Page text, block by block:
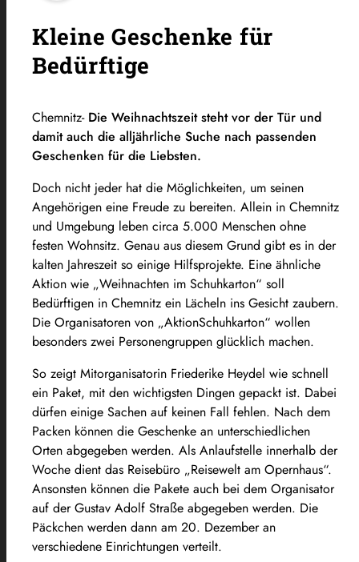
Kleine Geschenke für
Bedürftige
Chemnitz- Die Weihnachtszeit steht vor der Tür und
damit auch die alljährliche Suche nach passenden
Geschenken für die Liebsten.
Doch nicht jeder hat die Möglichkeiten, um seinen
Angehörigen eine Freude zu bereiten. Allein in Chemnitz
und Umgebung leben circa 5.000 Menschen ohne
festen Wohnsitz. Genau aus diesem Grund gibt es in der
kalten Jahreszeit so einige Hilfsprojekte. Eine ähnliche
Aktion wie „Weihnachten im Schuhkarton“ soll
Bedürftigen in Chemnitz ein Lächeln ins Gesicht zaubern.
Die Organisatoren von „AktionSchuhkarton“ wollen
besonders zwei Personengruppen glücklich machen.
So zeigt Mitorganisatorin Friederike Heydel wie schnell
ein Paket, mit den wichtigsten Dingen gepackt ist. Dabei
dürfen einige Sachen auf keinen Fall fehlen. Nach dem
Packen können die Geschenke an unterschiedlichen
Orten abgegeben werden. Als Anlaufstelle innerhalb der
Woche dient das Reisebüro „Reisewelt am Opernhaus“.
Ansonsten können die Pakete auch bei dem Organisator
auf der Gustav Adolf Straße abgegeben werden. Die
Päckchen werden dann am 20. Dezember an
verschiedene Einrichtungen verteilt.